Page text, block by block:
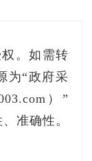
。如需转
为“政府采
）”
准确性。